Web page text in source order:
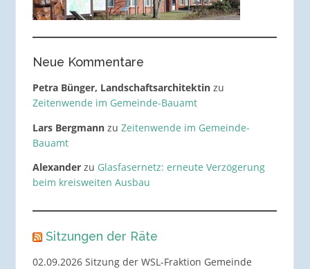
Neue Kommentare
Petra Bünger, Landschaftsarchitektinzu
Zeitenwende im Gemeinde-Bauamt
Lars Bergmannzu Zeitenwende im Gemeinde-
Bauamt
Alexanderzu Glasfasernetz: erneute Verzögerung
beim kreisweiten Ausbau
Sitzungen der Räte
02.09.2026 Sitzung der WSL-Fraktion Gemeinde